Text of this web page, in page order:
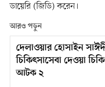
ডায়েরি (জিডি) করেন।
আরও পড়ুন
দেলাওয়ার হোসাইন
চিকিৎসাসেবা দেওয়া
আটক ২